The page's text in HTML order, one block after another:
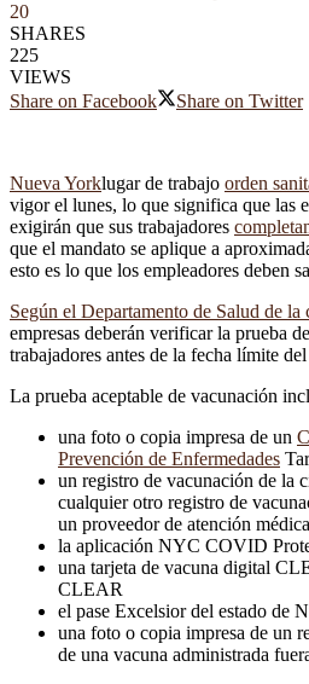
20
SHARES
225
VIEWS
Share on Facebook
Share on Twitter
Nueva Yorklugar de trabajo orden
vigor el lunes, lo que significa que las
exigirán que sus trabajadores
que el mandato se aplique a
esto es lo que los empleadores deben
Según el Departamento de Salud de
empresas deberán verificar la prueba
trabajadores antes de la fecha límite
La prueba aceptable de vacunación
una foto o copia impresa de un
Prevención de Enfermedades
un registro de vacunación de la
cualquier otro registro de
un proveedor de atención
la aplicación NYC COVID
una tarjeta de vacuna digital
CLEAR
el pase Excelsior del estado de
una foto o copia impresa de un
de una vacuna administrada